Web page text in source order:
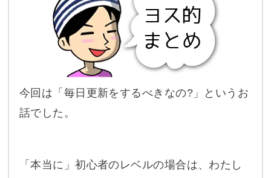
今回は「毎日更新をするべきなの?」というお
話でした。
「本当に」初心者のレベルの場合は、わたし